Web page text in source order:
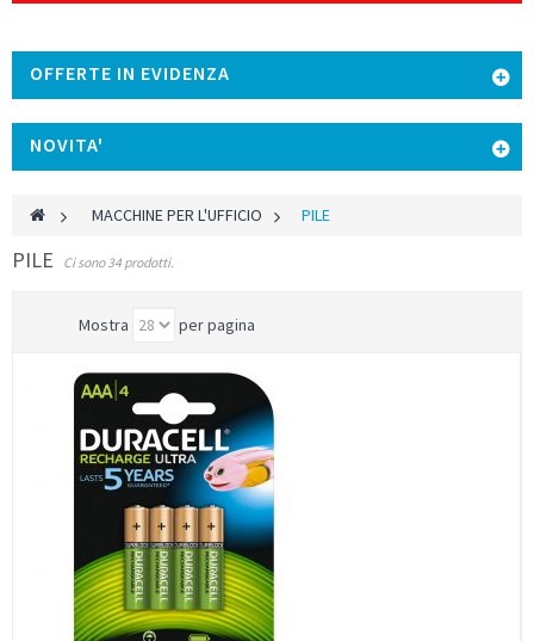
OFFERTE IN EVIDENZA
NOVITA'
> MACCHINE PER L'UFFICIO > PILE
PILE Ci sono 34 prodotti.
Mostra per pagina